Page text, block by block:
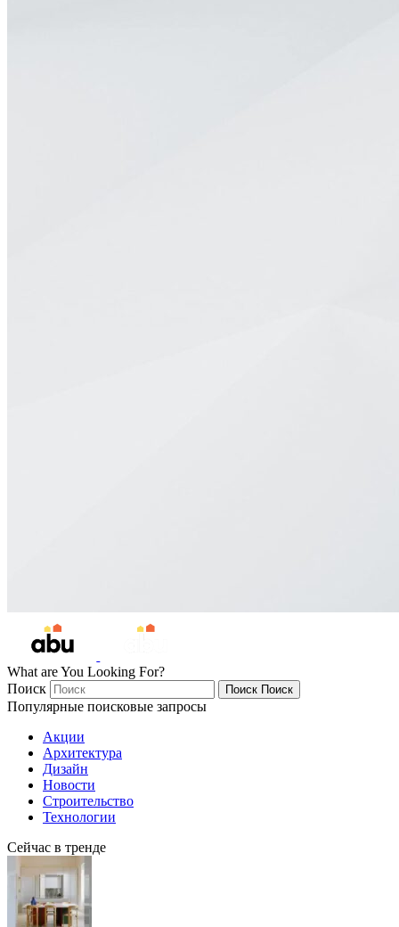
What are You Looking For?
Поиск
Поиск Поиск
Популярные поисковые запросы
Акции
Архитектура
Дизайн
Новости
Строительство
Технологии
Сейчас в тренде